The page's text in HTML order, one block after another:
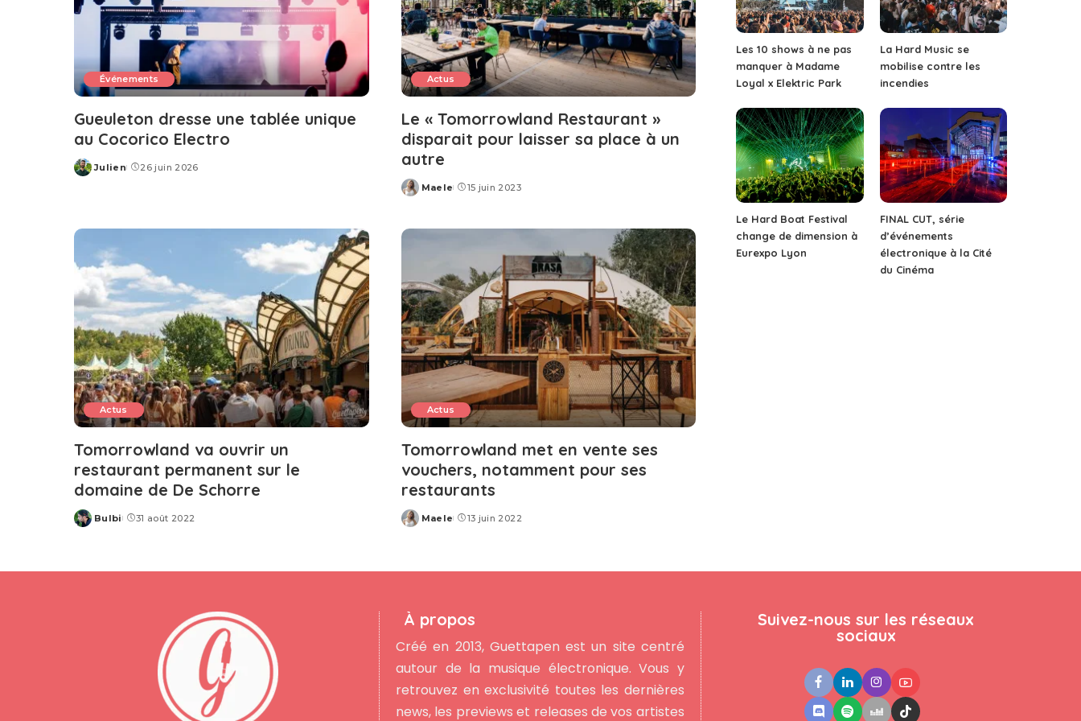
Événements
Gueuleton dresse une tablée unique
au Cocorico Electro
Posted
Julien 26 juin 2026
Actus
Le « Tomorrowland Restaurant »
disparait pour laisser sa place à un
autre
Posted
Maele 15 juin 2023
Actus
Tomorrowland va ouvrir un
restaurant permanent sur le
domaine de De Schorre
Posted
Bulbi 31 août 2022
Actus
Tomorrowland met en vente ses
vouchers, notamment pour ses
restaurants
Posted
Maele 13 juin 2022
Les 10 shows à ne pas
manquer à Madame
Loyal x Elektric Park
La Hard Music se
mobilise contre les
incendies
Le Hard Boat Festival
change de dimension à
Eurexpo Lyon
FINAL CUT, série
d’événements
électronique à la Cité
du Cinéma
À propos
Créé en 2013, Guettapen est un site centré
autour de la musique électronique. Vous y
retrouvez en exclusivité toutes les dernières
news, les previews et releases de vos artistes
Suivez-nous sur les réseaux
sociaux